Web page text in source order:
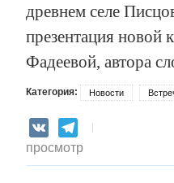
древнем селе
презентация
Фадеевой,автора
Категория: Новости
VK Telegram
просмотр